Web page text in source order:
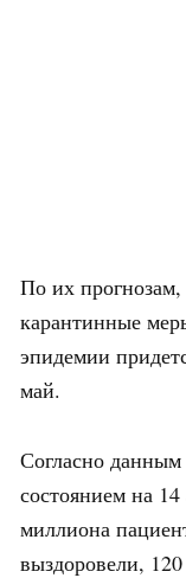
По их
карантинные
эпидемии
май.
Согласно
состоянием на
миллиона
выздоровели,